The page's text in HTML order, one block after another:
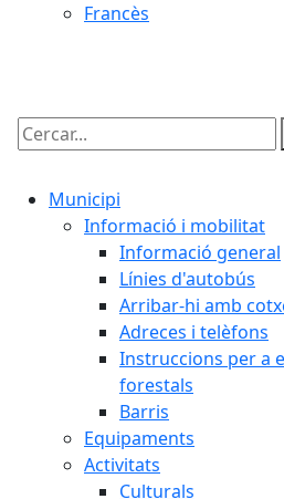
Francès
Cercar:
Municipi
Informació i mobilitat
Informació general
Línies d'autobús
Arribar-hi amb
Adreces i telèfons
Instruccions per a
forestals
Barris
Equipaments
Activitats
Culturals